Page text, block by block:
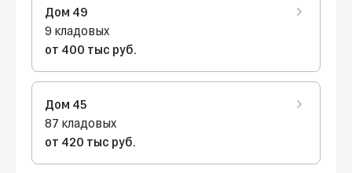
Дом 49
9 кладовых
от 400 тыс руб.
Дом 45
87 кладовых
от 420 тыс руб.